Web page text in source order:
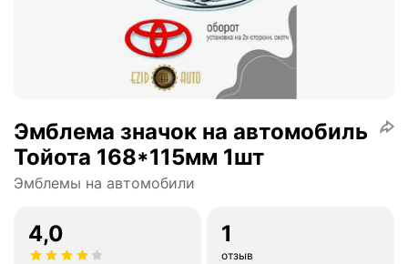
Эмблема значок на автомобиль
Тойота 168*115мм 1шт
Эмблемы на автомобили
4,0 1
отзыв